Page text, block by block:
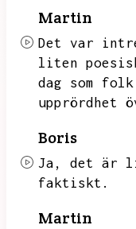
Martin
Det var
liten
dag som
upprördhet
Boris
Ja,
det är
faktiskt.
Martin